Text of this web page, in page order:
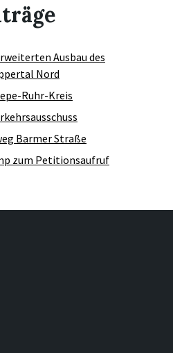
Ausbau des
Nord
Ruhr-Kreis
Barmer Straße
zum Petitionsaufruf